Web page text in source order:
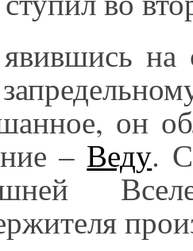
он
– Веду.